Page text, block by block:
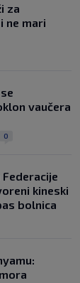
za
ne mari
vaučera
0
kineski
bolnica